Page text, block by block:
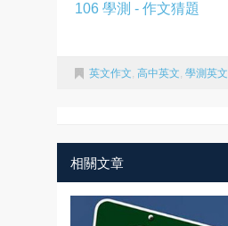
106 學測 - 作文猜題
英文作文, 高中英文, 學測英文
相關文章